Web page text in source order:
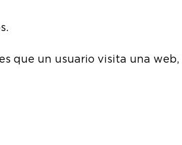
que un usuario visita una web,